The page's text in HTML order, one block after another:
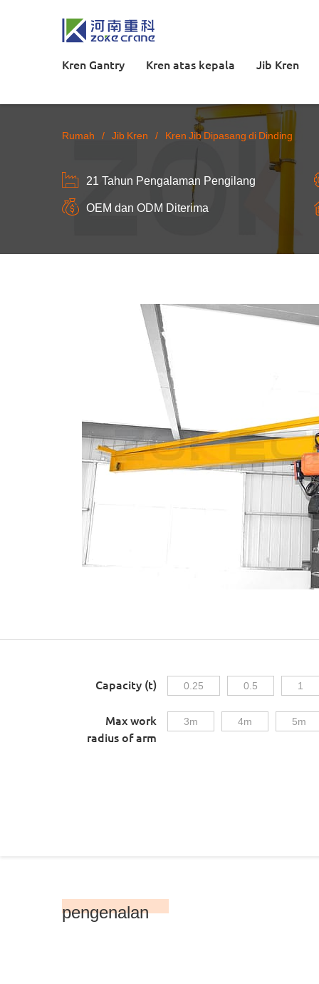
Kren Gantry Kren atas kepala Jib Kren
Rumah / Jib Kren / Kren Jib Dipasang di Dinding
21 Tahun Pengalaman Pengilang
OEM dan ODM Diterima
Capacity (t) 0.25 0.5 1
Max work
radius of arm
3m 4m 5m
pengenalan